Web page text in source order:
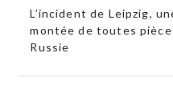
L’incident de Leipzig,
montée de toutes
Russie